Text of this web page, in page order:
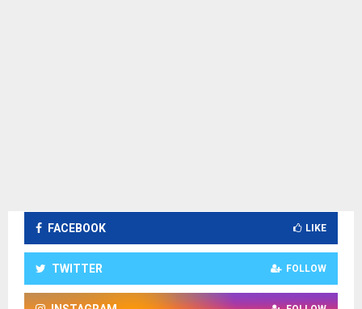
FACEBOOK LIKE
TWITTER FOLLOW